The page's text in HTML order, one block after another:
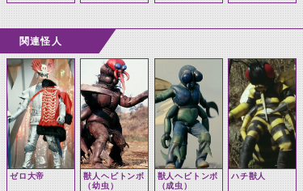
関連怪人
ゼロ大帝
獣人ヘビトンボ
（幼虫）
獣人ヘビトンボ
（成虫）
ハチ獣人